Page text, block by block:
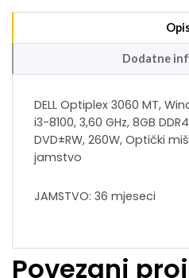
Dodatne
DELL Optiplex 3060 MT,
i3-8100, 3,60 GHz, 8GB
DVD±RW, 260W, Optički
jamstvo
JAMSTVO: 36 mjeseci
Povezani